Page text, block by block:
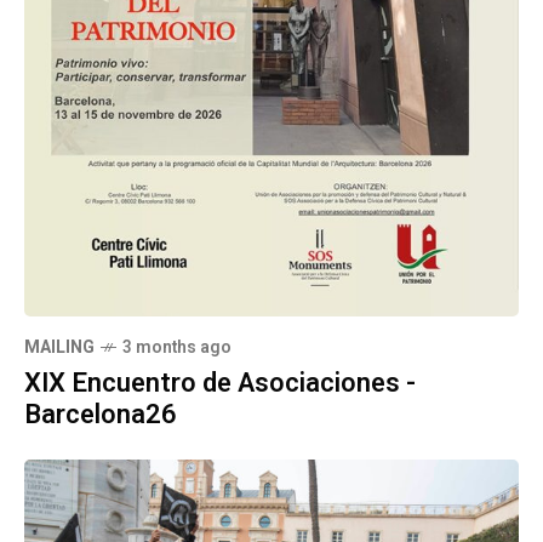
MAILING 3 months ago
XIX Encuentro de Asociaciones -
Barcelona26